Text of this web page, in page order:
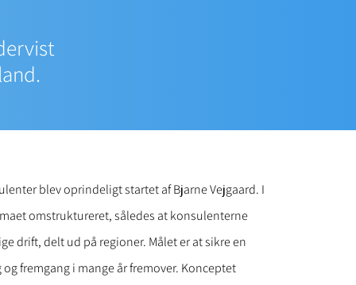
blev oprindeligt startet af Bjarne Vejgaard. I
omstruktureret, således at konsulenterne
drift, delt ud på regioner. Målet er at sikre en
fremgang i mange år fremover. Konceptet